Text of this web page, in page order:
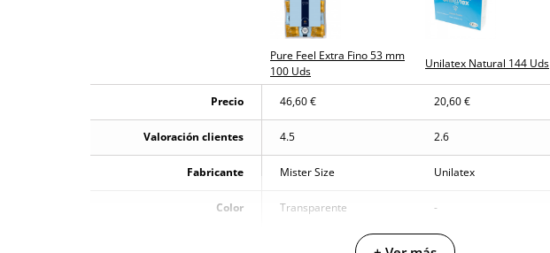
Pure Feel Extra Fino 53 mm
100 Uds
Unilatex Natural 144 Uds
Precio 46,60 € 20,60 €
Valoración clientes 4.5 2.6
Fabricante Mister Size Unilatex
Color Transparente -
Latex